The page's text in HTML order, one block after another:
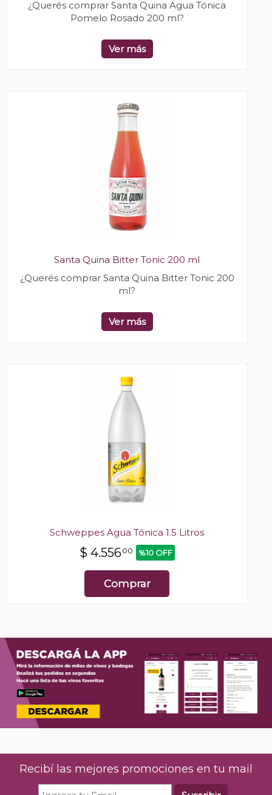
¿Querés comprar Santa Quina Agua Tónica
Pomelo Rosado 200 ml?
Ver más
Santa Quina Bitter Tonic 200 ml
¿Querés comprar Santa Quina Bitter Tonic 200
ml?
Ver más
Schweppes Agua Tónica 1.5 Litros
$ 4.55600 %10 OFF
Comprar
Recibí las mejores promociones en tu mail